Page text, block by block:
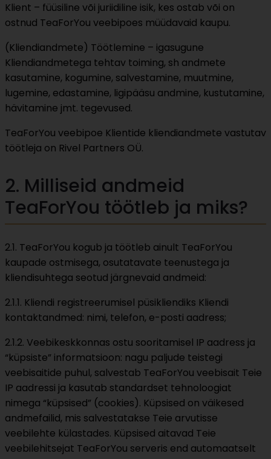
Klient – füüsiline või juriidiline isik, kes ostab või on
ostnud TeaForYou veebipoes müüdavaid kaupu.
(Kliendiandmete) Töötlemine – igasugune
Kliendiandmetega tehtav toiming, sh andmete
kasutamine, kogumine, salvestamine, muutmine,
lugemine, edastamine, ligipääsu andmine, kustutamine,
hävitamine jmt. tegevused.
TeaForYou veebipoe Klientide kliendiandmete vastutav
töötleja on Rivel Partners OÜ.
2. Milliseid andmeid
TeaForYou töötleb ja miks?
2.1. TeaForYou kogub ja töötleb ainult TeaForYou
kaupade ostmisega, osutatavate teenustega ja
kliendisuhtega seotud järgnevaid andmeid:
2.1.1. Kliendi registreerumisel püsikliendiks Kliendi
kontaktandmed: nimi, telefon, e-posti aadress;
2.1.2. Veebikeskkonnas ostu sooritamisel IP aadress ja
“küpsiste” informatsioon: nagu paljude teistegi
veebisaitide puhul, salvestab TeaForYou veebisait Teie
IP aadressi ja kasutab standardset tehnoloogiat
nimega “küpsised” (cookies). Küpsised on väikesed
andmefailid, mis salvestatakse Teie arvutisse
veebilehte külastades. Küpsised aitavad Teie
veebilehitsejat TeaForYou serveris end automaatselt